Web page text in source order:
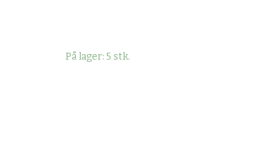
På lager: 5 stk.